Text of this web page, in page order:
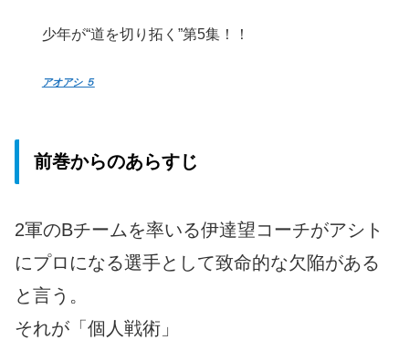
少年が“道を切り拓く”第5集！！
アオアシ ５
前巻からのあらすじ
2軍のBチームを率いる伊達望コーチがアシト
にプロになる選手として致命的な欠陥がある
と言う。
それが「個人戦術」